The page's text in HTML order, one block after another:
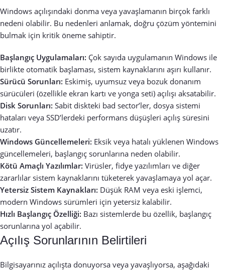
Windows açılışındaki donma veya yavaşlamanın birçok farklı
nedeni olabilir. Bu nedenleri anlamak, doğru çözüm yöntemini
bulmak için kritik öneme sahiptir.
Başlangıç Uygulamaları: Çok sayıda uygulamanın Windows ile
birlikte otomatik başlaması, sistem kaynaklarını aşırı kullanır.
Sürücü Sorunları: Eskimiş, uyumsuz veya bozuk donanım
sürücüleri (özellikle ekran kartı ve yonga seti) açılışı aksatabilir.
Disk Sorunları: Sabit diskteki bad sector’ler, dosya sistemi
hataları veya SSD’lerdeki performans düşüşleri açılış süresini
uzatır.
Windows Güncellemeleri: Eksik veya hatalı yüklenen Windows
güncellemeleri, başlangıç sorunlarına neden olabilir.
Kötü Amaçlı Yazılımlar: Virüsler, fidye yazılımları ve diğer
zararlılar sistem kaynaklarını tüketerek yavaşlamaya yol açar.
Yetersiz Sistem Kaynakları: Düşük RAM veya eski işlemci,
modern Windows sürümleri için yetersiz kalabilir.
Hızlı Başlangıç Özelliği: Bazı sistemlerde bu özellik, başlangıç
sorunlarına yol açabilir.
Açılış Sorunlarının Belirtileri
Bilgisayarınız açılışta donuyorsa veya yavaşlıyorsa, aşağıdaki